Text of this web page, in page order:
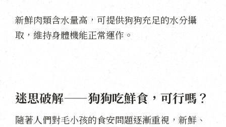
新鮮肉類含水量高，可提供狗狗充足的水分攝
取，維持身體機能正常運作。
迷思破解——狗狗吃鮮食，可行嗎？
隨著人們對毛小孩的食安問題逐漸重視，新鮮、